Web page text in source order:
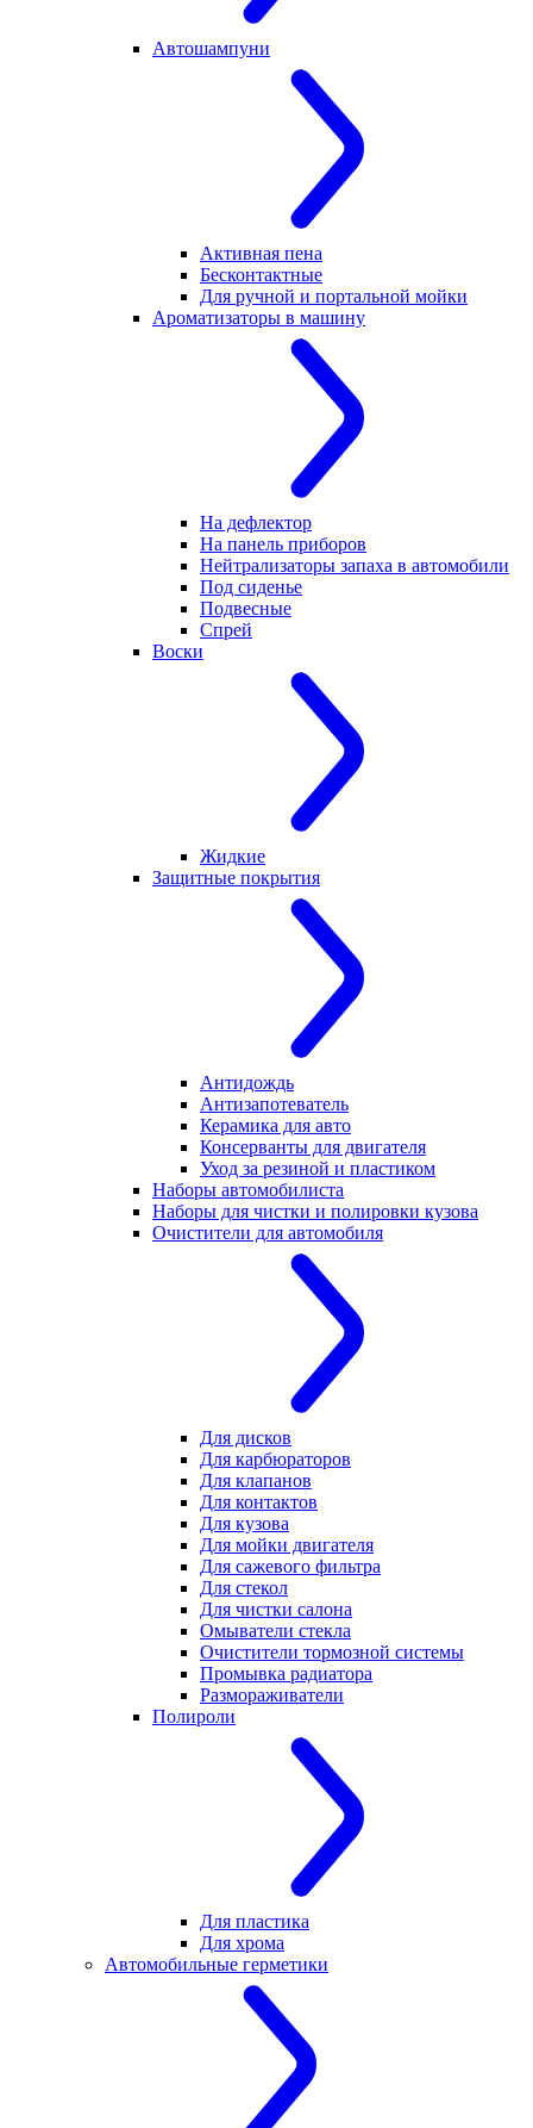
Автошампуни
Активная пена
Бесконтактные
Для ручной и портальной мойки
Ароматизаторы в машину
На дефлектор
На панель приборов
Нейтрализаторы запаха в автомобили
Под сиденье
Подвесные
Спрей
Воски
Жидкие
Защитные покрытия
Антидождь
Антизапотеватель
Керамика для авто
Консерванты для двигателя
Уход за резиной и пластиком
Наборы автомобилиста
Наборы для чистки и полировки кузова
Очистители для автомобиля
Для дисков
Для карбюраторов
Для клапанов
Для контактов
Для кузова
Для мойки двигателя
Для сажевого фильтра
Для стекол
Для чистки салона
Омыватели стекла
Очистители тормозной системы
Промывка радиатора
Размораживатели
Полироли
Для пластика
Для хрома
Автомобильные герметики